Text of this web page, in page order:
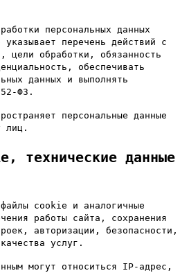
персональных данных
указывает перечень действий с
цели обработки, обязанность
обеспечивать
данных и выполнять
ФЗ.
персональные данные
лиц.
технические данные
cookie и аналогичные
работы сайта, сохранения
авторизации, безопасности,
услуг.
могут относиться IP-адрес,